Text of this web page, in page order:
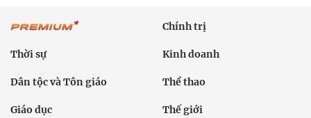
Chính trị
Thời sự Kinh doanh
Dân tộc và Tôn giáo Thể thao
Giáo dục Thế giới